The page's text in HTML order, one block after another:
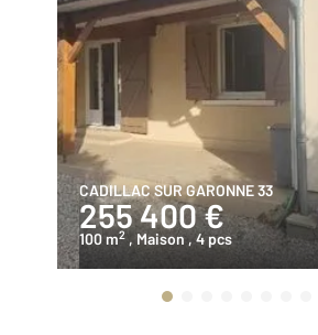
CADILLAC SUR GARONNE 33
255 400 €
100 m2 , Maison , 4 pcs